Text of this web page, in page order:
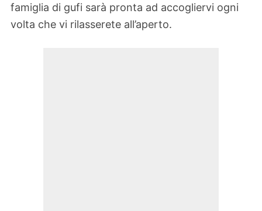
famiglia di gufi sarà pronta ad accogliervi ogni
volta che vi rilasserete all’aperto.